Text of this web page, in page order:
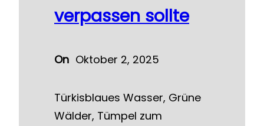
verpassen sollte
On Oktober 2, 2025
Türkisblaues Wasser, Grüne
Wälder, Tümpel zum